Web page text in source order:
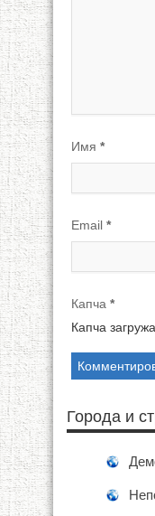
Имя *
Email *
Капча *
Капча
Города и